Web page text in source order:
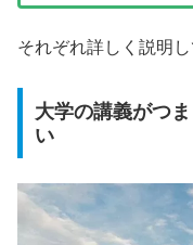
それぞれ詳しく説明し
大学の講義がつ
い